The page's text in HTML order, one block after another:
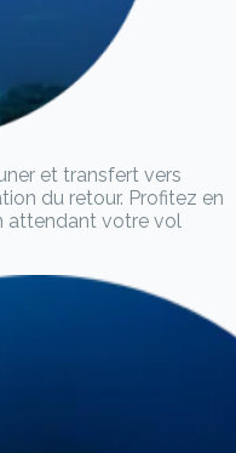
et transfert vers
du retour. Profitez en
attendant votre vol